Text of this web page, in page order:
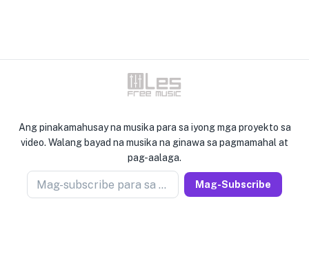
Ang pinakamahusay na musika para sa iyong mga proyekto sa
video. Walang bayad na musika na ginawa sa pagmamahal at
pag-aalaga.
Mag-subscribe para sa newseller Mag-Subscribe